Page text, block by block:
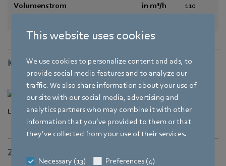
This website uses cookies
We use cookies to personalize content and ads, to
provide social media features and to analyze our
traffic. We also share information about your use of
our site with our social media, advertising and
analytics partners who may combine it with other
information that you’ve provided to them or that
they’ve collected from your use of their services.
Necessary (13)
Preferences (4)
Volumenstrom
in m³/h
110
Kennlinien
Luftleistung
Zeichnung